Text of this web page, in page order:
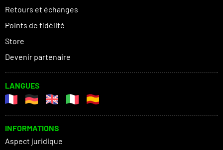
Retours et échanges
Points de fidélité
Store
Devenir partenaire
LANGUES
INFORMATIONS
Aspect juridique